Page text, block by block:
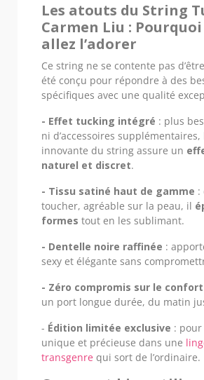
Les atouts du String
Carmen Liu : Pourquoi
allez l’adorer
Ce string ne se contente pas
été conçu pour répondre à des
spécifiques avec une qualité
- Effet tucking intégré : plus
ni d’accessoires supplémentaires,
innovante du string assure un
naturel et discret.
- Tissu satiné haut de gamme :
toucher, agréable sur la peau, il
formes tout en les sublimant.
- Dentelle noire raffinée :
sexy et élégante sans
- Zéro compromis sur le confort
un port longue durée, du matin
- Édition limitée exclusive :
unique et précieuse dans une
transgenre qui sort de l’ordinaire.